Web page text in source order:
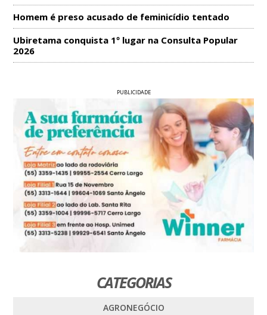
Homem é preso acusado de feminicídio tentado
Ubiretama conquista 1º lugar na Consulta Popular
2026
PUBLICIDADE
CATEGORIAS
AGRONEGÓCIO